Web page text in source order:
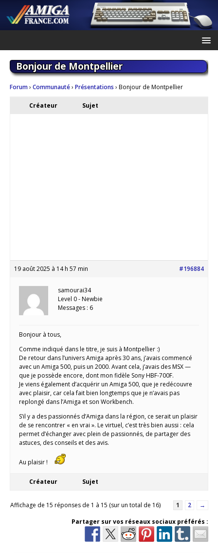
Bonjour de Montpellier
Forum› Communauté› Présentations › Bonjour de Montpellier
Créateur Sujet
19 août 2025 à 14 h 57 min #196884
samourai34
Level 0 - Newbie
Messages : 6
Bonjour à tous,
Comme indiqué dans le titre, je suis à Montpellier :)
De retour dans l’univers Amiga après 30 ans, j’avais commencé
avec un Amiga 500, puis un 2000. Avant cela, j’avais des MSX —
que je possède encore, dont mon fidèle Sony HBF-700F.
Je viens également d’acquérir un Amiga 500, que je redécouvre
avec plaisir, car cela fait bien longtemps que je n’avais pas
replongé dans l’Amiga et son Workbench.
S’il y a des passionnés d’Amiga dans la région, ce serait un plaisir
de se rencontrer « en vrai ». Le virtuel, c’est très bien aussi : cela
permet d’échanger avec plein de passionnés, de partager des
astuces, des conseils et des avis.
Au plaisir !
Créateur Sujet
Affichage de 15 réponses de 1 à 15 (sur un total de 16) 1 2
→
Partager sur vos réseaux sociaux préférés :